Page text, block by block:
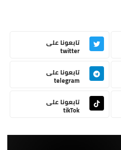
تابعونا على
twitter
تابعونا على
telegram
تابعونا على
tikTok